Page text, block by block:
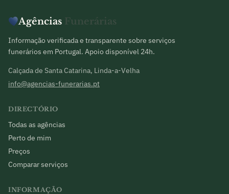
Agências Funerárias
Informação verificada e transparente sobre serviços
funerários em Portugal. Apoio disponível 24h.
Calçada de Santa Catarina, Linda-a-Velha
info@agencias-funerarias.pt
DIRECTÓRIO
Todas as agências
Perto de mim
Preços
Comparar serviços
INFORMAÇÃO